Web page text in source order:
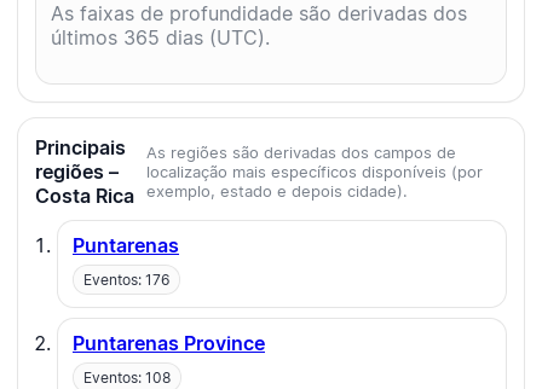
As faixas de profundidade são derivadas dos
últimos 365 dias (UTC).
Principais
regiões –
Costa Rica
As regiões são derivadas dos campos de
localização mais específicos disponíveis (por
exemplo, estado e depois cidade).
Puntarenas
Eventos: 176
Puntarenas Province
Eventos: 108